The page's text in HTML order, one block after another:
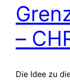
–
Die Idee zu